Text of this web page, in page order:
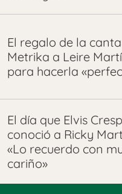
El regalo de la
Metrika a Leire
para hacerla
El día que Elvis
conoció a Ricky
«Lo recuerdo con
cariño»